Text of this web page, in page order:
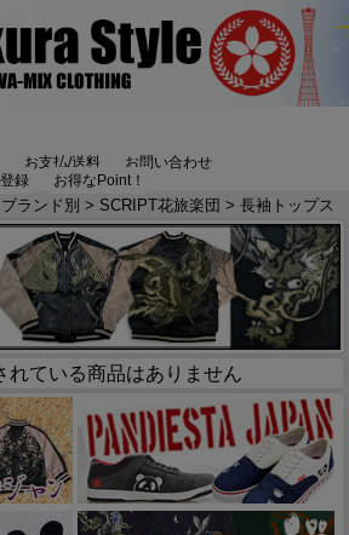
お支払/送料
お問い合わせ
録 お得なPoint！
ランド別 > SCRIPT花旅楽団 > 長袖トップス
れている商品はありません